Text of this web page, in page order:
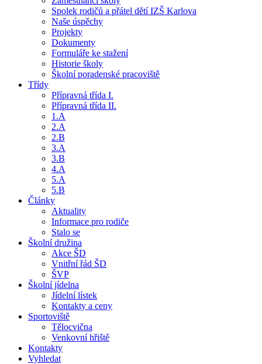
Spolek rodičů a přátel dětí IZŠ Karlova
Naše úspěchy
Projekty
Dokumenty
Formuláře ke stažení
Historie školy
Školní poradenské pracoviště
Třídy
Přípravná třída I.
Přípravná třída II.
1.A
2.A
2.B
3.A
3.B
4.A
5.A
5.B
Články
Aktuality
Informace pro rodiče
Stalo se
Školní družina
Akce ŠD
Vnitřní řád ŠD
ŠVP
Školní jídelna
Jídelní lístek
Kontakty a ceny
Sportoviště
Tělocvična
Venkovní hřiště
Kontakty
Vyhledat